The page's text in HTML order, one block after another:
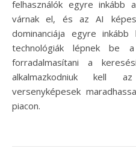
felhasználók egyre inkább
várnak el, és az AI
dominanciája egyre
technológiák lépnek be
forradalmasítani a
alkalmazkodniuk kell
versenyképesek
piacon.